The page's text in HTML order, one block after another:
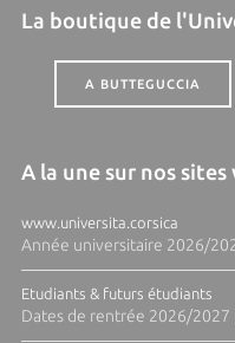
La boutique de
A BUTTEGUCCIA
A la une sur nos sites
www.universita.corsica
Année universitaire 2026/
Etudiants & futurs étudiants
Dates de rentrée 2026/2027